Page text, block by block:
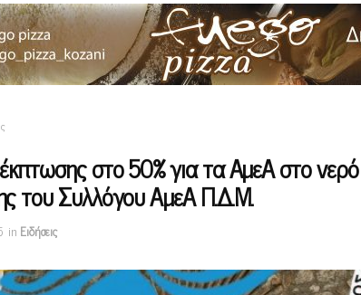
στο 50% για τα ΑμεΑ στο
του Συλλόγου ΑμεΑ Π.Δ.Μ.
in Ειδήσεις